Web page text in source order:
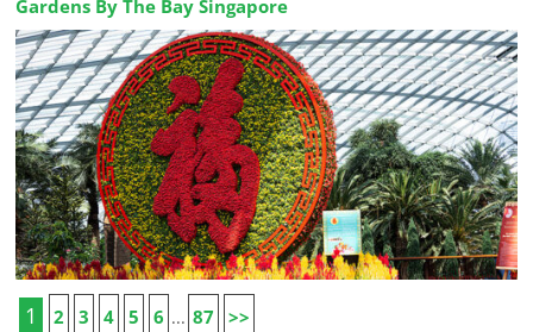
Gardens By The Bay Singapore
1 2 3 4 5 6 ... 87 >>